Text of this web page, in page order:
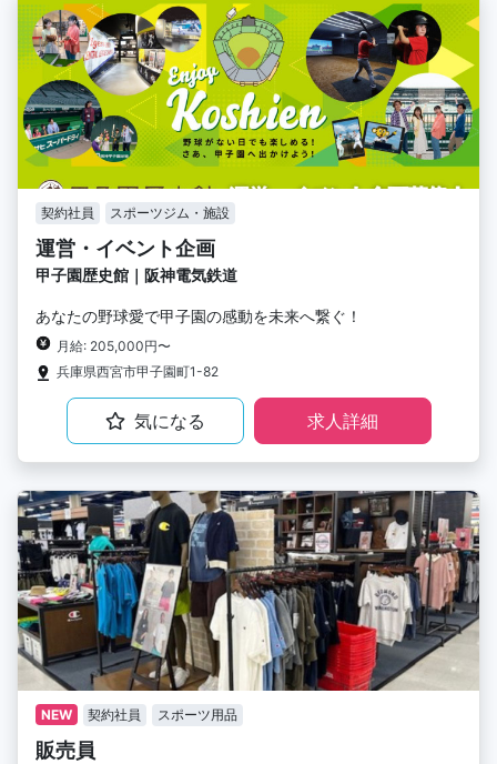
契約社員 スポーツジム・施設
運営・イベント企画
甲子園歴史館｜阪神電気鉄道
あなたの野球愛で甲子園の感動を未来へ繋ぐ！
月給: 205,000円〜
兵庫県西宮市甲子園町1-82
気になる 求人詳細
NEW 契約社員 スポーツ用品
販売員